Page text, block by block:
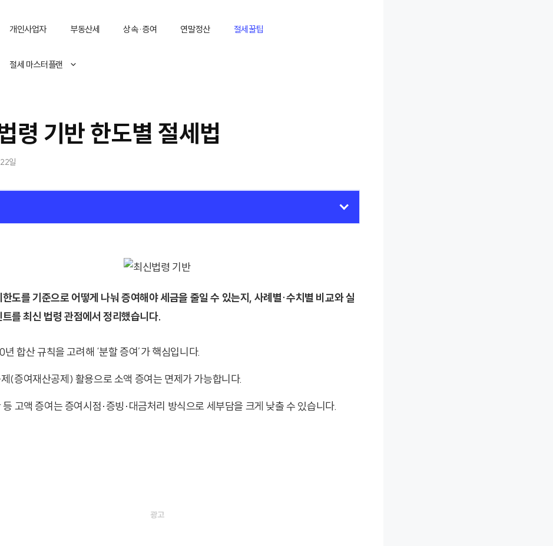
개인사업자 부동산세 상속·증여 연말정산 절세꿀팁
절세 마스터플랜
령 기반 한도별 절세법
일
도를 기준으로 어떻게 나눠 증여해야 세금을 줄일 수 있는지, 사례별·수치별 비교와 실
를 최신 법령 관점에서 정리했습니다.
년 합산 규칙을 고려해 ‘분할 증여’가 핵심입니다.
(증여재산공제) 활용으로 소액 증여는 면제가 가능합니다.
등 고액 증여는 증여시점·증빙·대금처리 방식으로 세부담을 크게 낮출 수 있습니다.